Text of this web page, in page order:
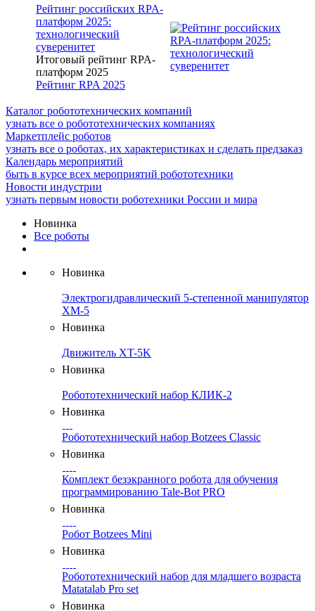
Рейтинг российских RPA-
платформ 2025:
технологический
суверенитет
Итоговый рейтинг RPA-
платформ 2025
Рейтинг RPA 2025
Каталог робототехнических компаний
узнать все о робототехнических компаниях
Маркетплейс роботов
узнать все о роботах, их характеристиках и сделать предзаказ
Календарь мероприятий
быть в курсе всех мероприятий робототехники
Новости индустрии
узнать первым новости роботехники России и мира
Новинка
Все роботы
Новинка
Электрогидравлический 5-степенной манипулятор
XM-5
Новинка
Движитель XT-5K
Новинка
Робототехнический набор КЛИК-2
Новинка
Робототехнический набор Botzees Classic
Новинка
Комплект безэкранного робота для обучения
программированию Tale-Bot PRO
Новинка
Робот Botzees Mini
Новинка
Робототехнический набор для младшего возраста
Matatalab Pro set
Новинка